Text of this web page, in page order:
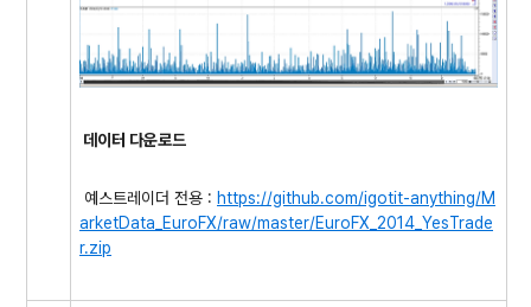
데이터 다운로드
예스트레이더 전용 : https://github.com/igotit-anything/M
arketData_EuroFX/raw/master/EuroFX_2014_YesTrade
r.zip